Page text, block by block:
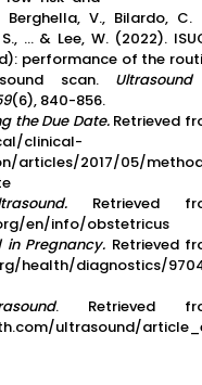
V., Bilardo, C.
… & Lee, W. (2022).
performance of the
scan.
(6), 840-856.
the Due Date.Retrieved
clinical-
articles/2017/05/
Retrieved
en/info/obstetricus
in Pregnancy. Retrieved
health/diagnostics/
. Retrieved
ultrasound/